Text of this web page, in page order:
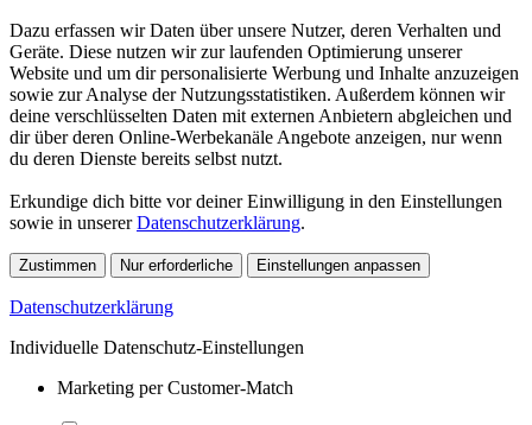
Dazu erfassen wir Daten über unsere Nutzer, deren Verhalten und
Geräte. Diese nutzen wir zur laufenden Optimierung unserer
Website und um dir personalisierte Werbung und Inhalte anzuzeigen
sowie zur Analyse der Nutzungsstatistiken. Außerdem können wir
deine verschlüsselten Daten mit externen Anbietern abgleichen und
dir über deren Online-Werbekanäle Angebote anzeigen, nur wenn
du deren Dienste bereits selbst nutzt.
Erkundige dich bitte vor deiner Einwilligung in den Einstellungen
sowie in unsererDatenschutzerklärung.
Zustimmen Nur erforderliche Einstellungen anpassen
Datenschutzerklärung
Individuelle Datenschutz-Einstellungen
Marketing per Customer-Match